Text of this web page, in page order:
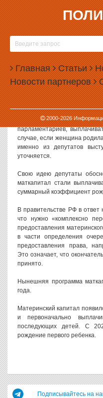
Главная Статьи
Новости партнеров
2000-2026
26.10.2023, 09:34
ДЕПУТАТЫ
ОГРАНИЧИТЬ
МАТКАПИТАЛА
Депутаты Государственной
возраста для
маткапитала.
Об идеях депутатовпишет
парламентариев,
случае, если женщина
именно из депутатов
уточняется.
Свою идею депутаты
маткапитал стали
суммарный коэффициент
В правительстве РФ в ответ
что нужно «комплексно
предоставления
в части определения
предоставления права,
Это означает, что
принято.
Нынешняя программа
года.
Материнский капитал
и первоначально
последующих детей. С
рождение первого ребенка.
Подписывайтесь на